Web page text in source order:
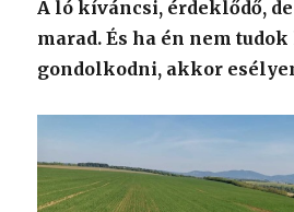
A ló kíváncsi, érdeklődő,
marad. És ha én nem
gondolkodni, akkor